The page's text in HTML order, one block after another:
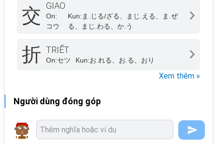
交 GIAO
On:
コウ
Kun: ま.じる/ざる、まじ.える、ま.ぜ
る、まじ.わる、か.う
折 TRIẾT
On:セツ Kun:お.れる、お.る、おり
Xem thêm »
Người dùng đóng góp